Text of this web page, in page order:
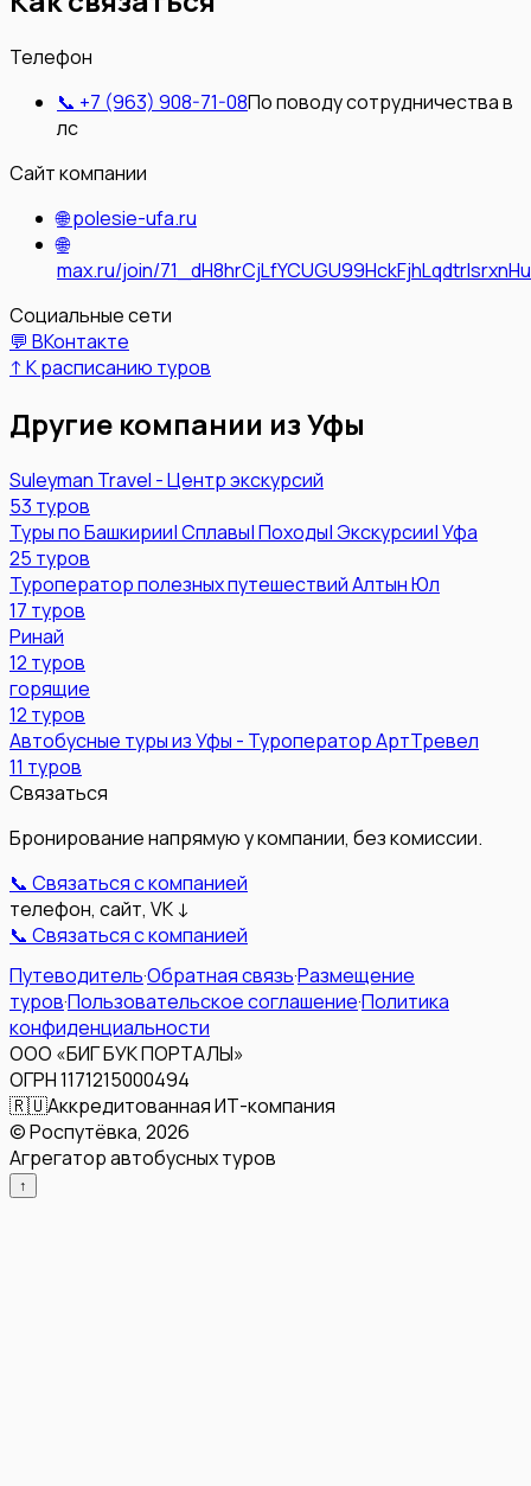
Телефон
📞 +7 (963) 908-71-08По поводу сотрудничества в
лс
Сайт компании
🌐polesie-ufa.ru
🌐
max.ru/join/
Социальные сети
💬 ВКонтакте
↑ К расписанию туров
Другие компании изУфы
Suleyman Travel - Центр экскурсий
53 туров
Туры по Башкирии| Сплавы| Походы| Экскурсии| Уфа
25 туров
Туроператор полезных путешествий Алтын Юл
17 туров
Ринай
12 туров
горящие
12 туров
Автобусные туры из Уфы - Туроператор АртТревел
11 туров
Связаться
Бронирование напрямую у компании, без комиссии.
📞 Связаться с компанией
телефон, сайт, VK ↓
📞 Связаться с компанией
Путеводитель·Обратная связь·Размещение
туров·Пользовательское соглашение·Политика
конфиденциальности
ООО «БИГ БУК ПОРТАЛЫ»
ОГРН 1171215000494
🇷🇺Аккредитованная ИТ-компания
© Роспутёвка, 2026
Агрегатор автобусных туров
↑